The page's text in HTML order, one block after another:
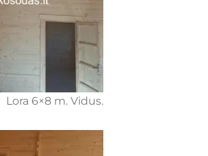
Lora 6×8 m. Vidus.